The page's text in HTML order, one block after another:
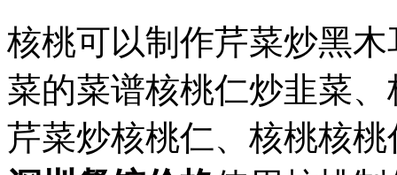
核桃可以制作芹菜炒黑
菜的菜谱核桃仁炒韭菜
芹菜炒核桃仁、核桃核